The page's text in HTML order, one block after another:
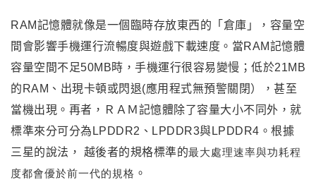
RAM記憶體就像是一個臨時存放東西的「倉庫」，容量空
間會影響手機運行流暢度與遊戲下載速度。當RAM記憶體
容量空間不足50MB時，手機運行很容易變慢 ； 低於21MB
的RAM 、出現卡頓或閃退(應用程式無預警關閉），甚至
當機出現。再者 ， ＲＡＭ 記憶體除了容量大小不同外 ，就
標準來分可分為 LPDDR2 、 LPDDR3與LPDDR4。根據
三星的說法， 越後者的規格標準的最大處理速率與功耗程
度都會優於前一代的規格 。